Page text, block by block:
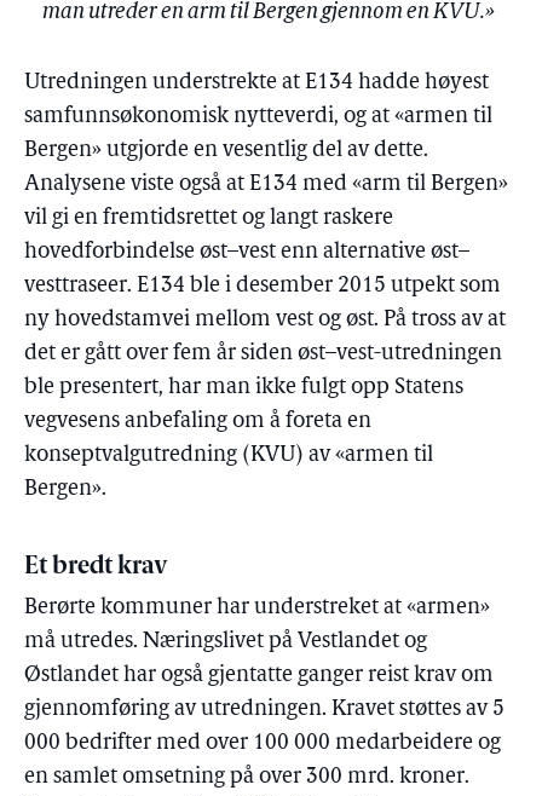
man utreder en arm til Bergen gjennom en KVU.»
Utredningen understrekte at E134 hadde høyest
samfunnsøkonomisk nytteverdi, og at «armen til
Bergen» utgjorde en vesentlig del av dette.
Analysene viste også at E134 med «arm til Bergen»
vil gi en fremtidsrettet og langt raskere
hovedforbindelse øst–vest enn alternative øst–
vesttraseer. E134 ble i desember 2015 utpekt som
ny hovedstamvei mellom vest og øst. På tross av at
det er gått over fem år siden øst–vest-utredningen
ble presentert, har man ikke fulgt opp Statens
vegvesens anbefaling om å foreta en
konseptvalgutredning (KVU) av «armen til
Bergen».
Et bredt krav
Berørte kommuner har understreket at «armen»
må utredes. Næringslivet på Vestlandet og
Østlandet har også gjentatte ganger reist krav om
gjennomføring av utredningen. Kravet støttes av 5
000 bedrifter med over 100 000 medarbeidere og
en samlet omsetning på over 300 mrd. kroner.